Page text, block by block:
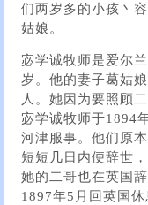
们两岁多的小孩丶
姑娘。
宓学诚牧师是爱尔
岁。他的妻子葛姑
人。她因为要照顾
宓学诚牧师于1894
河津服事。他们原
短短几日内便辞世
她的二哥也在英国
1897年5月回英国